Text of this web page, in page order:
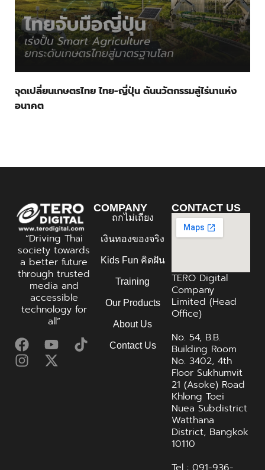
จุดเปลี่ยนเกษตรไทย ไทย-ญี่ปุ่น ดันนวัตกรรมสู่ไร่นาแห่ง
อนาคต
“Driving Thai
society towards
a better future
through trusted
media and
accessible
technology for
all”
COMPANY
ถกไม่เถียง
เงินทองของจริง
Kids Fun คิดฝัน
Training
Our Products
About Us
Contact Us
CONTACT US
TERO Digital
Company
Limited (Head
Office)
No. 54, B.B.
Building Room
No. 3402, 4th
Floor Sukhumvit
21 (Asoke) Road
Khlong Toei
Nuea Subdistrict
Watthana
District, Bangkok
10110